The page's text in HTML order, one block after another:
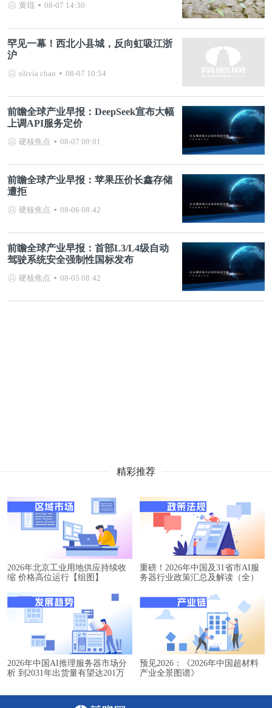
黄琨 08-07 14:30
罕见一幕！西北小县城，反向虹吸江浙
沪
olivia chan 08-07 10:54
前瞻全球产业早报：DeepSeek宣布大幅
上调API服务定价
硬核焦点 08-07 09:01
前瞻全球产业早报：苹果压价长鑫存储
遭拒
硬核焦点 08-06 08:42
前瞻全球产业早报：首部L3/L4级自动
驾驶系统安全强制性国标发布
硬核焦点 08-05 08:42
精彩推荐
2026年北京工业用地供应持续收
缩 价格高位运行【组图】
重磅！2026年中国及31省市AI服
务器行业政策汇总及解读（全）
2026年中国AI推理服务器市场分
析 到2031年出货量有望达201万
预见2026：《2026年中国超材料
产业全景图谱》